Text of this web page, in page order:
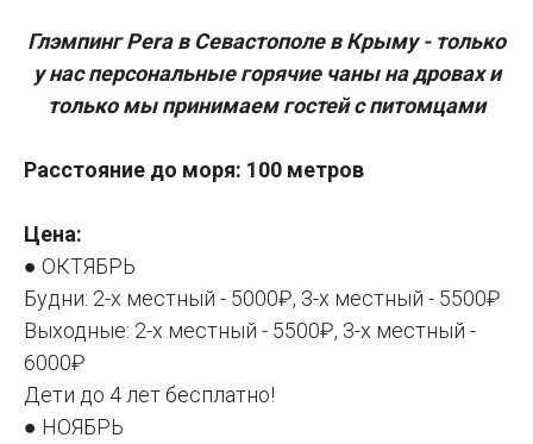
Глэмпинг Pera в Севастополе в Крыму - только
у нас персональные горячие чаны на дровах и
только мы принимаем гостей с питомцами
Расстояние до моря: 100 метров
Цена:
● ОКТЯБРЬ
Будни: 2-х местный - 5000₽, 3-х местный - 5500₽
Выходные: 2-х местный - 5500₽, 3-х местный -
6000₽
Дети до 4 лет бесплатно!
● НОЯБРЬ